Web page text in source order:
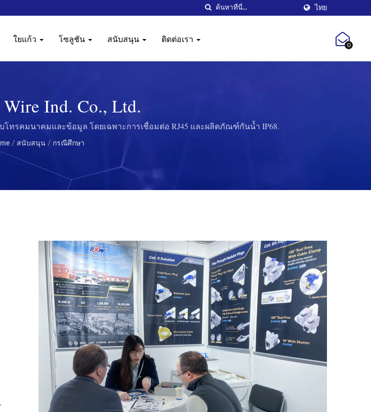
ไทย
ใยแก้ว โซลูชัน สนับสนุน ติดต่อเรา
0
Ind. Co., Ltd.
ทรคมนาคมและข้อมูล โดยเฉพาะการเชื่อมต่อ RJ45 และผลิตภัณฑ์กันน้ำ IP68.
/ สนับสนุน / กรณีศึกษา